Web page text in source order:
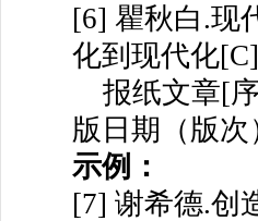
[6] 瞿秋白.现
化到现代化
报纸文章[
版日期（版次
示例：
[7] 谢希德.创